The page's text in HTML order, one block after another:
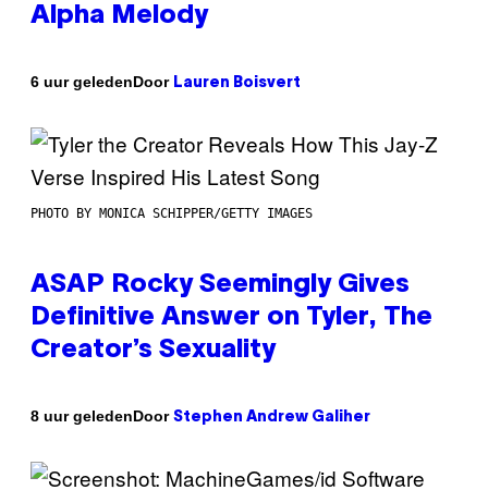
Alpha Melody
6 uur geledenDoor Lauren Boisvert
PHOTO BY MONICA SCHIPPER/GETTY IMAGES
ASAP Rocky Seemingly Gives
Definitive Answer on Tyler, The
Creator’s Sexuality
8 uur geledenDoor Stephen Andrew Galiher